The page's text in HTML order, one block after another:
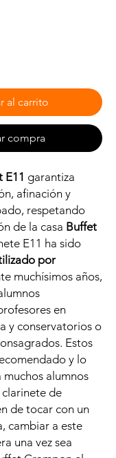
al carrito
compra
E11 garantiza
afinación y
respetando
de la casa Buffet
E11 ha sido
por
muchísimos años,
en
y conservatorios o
Estos
y lo
alumnos
de
de tocar con un
cambiar a este
una vez sea